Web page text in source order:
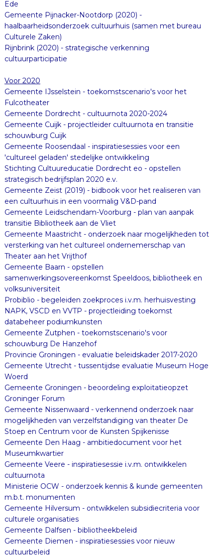
Ede
Gemeente Pijnacker-Nootdorp (2020) -
haalbaarheidsonderzoek cultuurhuis (samen met bureau
Culturele Zaken)
Rijnbrink (2020) - strategische verkenning
cultuurparticipatie
Voor 2020
Gemeente IJsselstein - toekomstscenario's voor het
Fulcotheater
Gemeente Dordrecht - cultuurnota 2020-2024
Gemeente Cuijk - projectleider cultuurnota en transitie
schouwburg Cuijk
Gemeente Roosendaal - inspiratiesessies voor een
'cultureel geladen' stedelijke ontwikkeling
Stichting Cultuureducatie Dordrecht eo - opstellen
strategisch bedrijfsplan 2020 e.v.
Gemeente Zeist (2019) - bidbook voor het realiseren van
een cultuurhuis in een voormalig V&D-pand
Gemeente Leidschendam-Voorburg - plan van aanpak
transitie Bibliotheek aan de Vliet
Gemeente Maastricht - onderzoek naar mogelijkheden tot
versterking van het cultureel ondernemerschap van
Theater aan het Vrijthof
Gemeente Baarn - opstellen
samenwerkingsovereenkomst Speeldoos, bibliotheek en
volksuniversiteit
Probiblio - begeleiden zoekproces i.v.m. herhuisvesting
NAPK, VSCD en VVTP - projectleiding toekomst
databeheer podiumkunsten
Gemeente Zutphen - toekomstscenario's voor
schouwburg De Hanzehof
Provincie Groningen - evaluatie beleidskader 2017-2020
Gemeente Utrecht - tussentijdse evaluatie Museum Hoge
Woerd
Gemeente Groningen - beoordeling exploitatieopzet
Groninger Forum
Gemeente Nissenwaard - verkennend onderzoek naar
mogelijkheden van verzelfstandiging van theater De
Stoep en Centrum voor de Kunsten Spijkenisse
Gemeente Den Haag - ambitiedocument voor het
Museumkwartier
Gemeente Veere - inspiratiesessie i.v.m. ontwikkelen
cultuurnota
Ministerie OCW - onderzoek kennis & kunde gemeenten
m.b.t. monumenten
Gemeente Hilversum - ontwikkelen subsidiecriteria voor
culturele organisaties
Gemeente Dalfsen - bibliotheekbeleid
Gemeente Diemen - inspiratiesessies voor nieuw
cultuurbeleid